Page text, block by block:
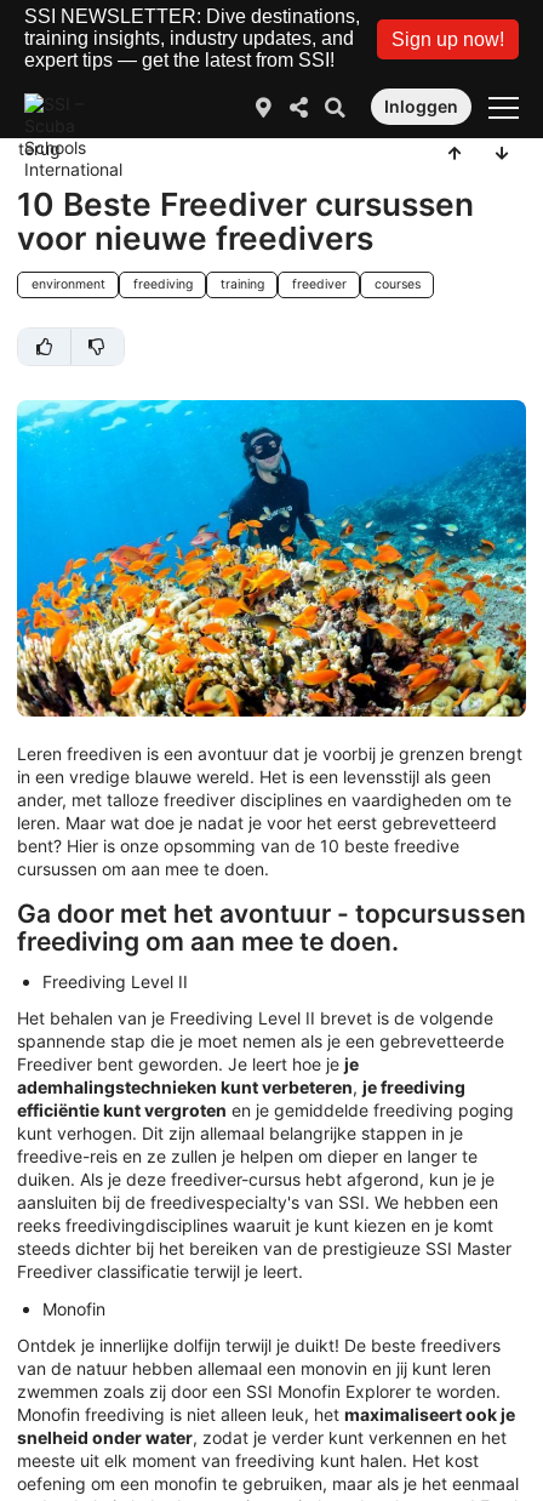
SSI NEWSLETTER: Dive destinations,
training insights, industry updates, and
expert tips — get the latest from SSI!
Sign up now!
Inloggen
terug
10 Beste Freediver cursussen
voor nieuwe freedivers
environment freediving training freediver courses
Leren freediven is een avontuur dat je voorbij je grenzen brengt
in een vredige blauwe wereld. Het is een levensstijl als geen
ander, met talloze freediver disciplines en vaardigheden om te
leren. Maar wat doe je nadat je voor het eerst gebrevetteerd
bent? Hier is onze opsomming van de 10 beste freedive
cursussen om aan mee te doen.
Ga door met het avontuur - topcursussen
freediving om aan mee te doen.
Freediving Level II
Het behalen van je Freediving Level II brevet is de volgende
spannende stap die je moet nemen als je een gebrevetteerde
Freediver bent geworden. Je leert hoe je je
ademhalingstechnieken kunt verbeteren, je freediving
efficiëntie kunt vergroten en je gemiddelde freediving poging
kunt verhogen. Dit zijn allemaal belangrijke stappen in je
freedive-reis en ze zullen je helpen om dieper en langer te
duiken. Als je deze freediver-cursus hebt afgerond, kun je je
aansluiten bij de freedivespecialty's van SSI. We hebben een
reeks freedivingdisciplines waaruit je kunt kiezen en je komt
steeds dichter bij het bereiken van de prestigieuze SSI Master
Freediver classificatie terwijl je leert.
Monofin
Ontdek je innerlijke dolfijn terwijl je duikt! De beste freedivers
van de natuur hebben allemaal een monovin en jij kunt leren
zwemmen zoals zij door een SSI Monofin Explorer te worden.
Monofin freediving is niet alleen leuk, het maximaliseert ook je
snelheid onder water, zodat je verder kunt verkennen en het
meeste uit elk moment van freediving kunt halen. Het kost
oefening om een monofin te gebruiken, maar als je het eenmaal